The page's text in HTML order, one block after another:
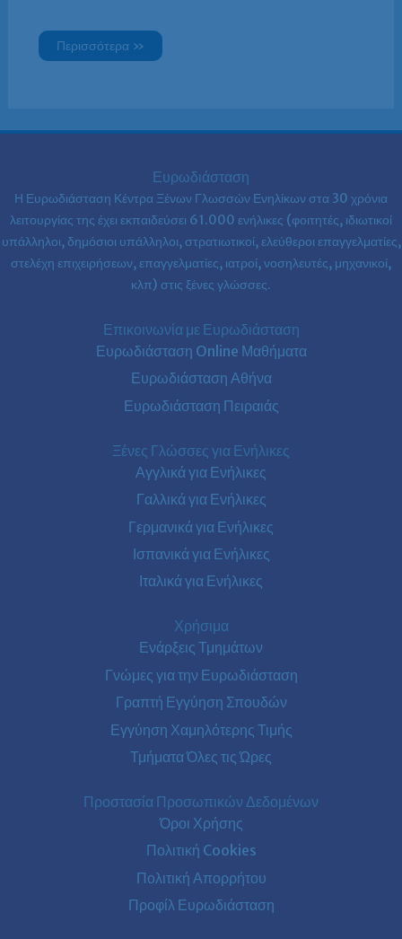
Περισσότερα »
Ευρωδιάσταση
Η Ευρωδιάσταση Κέντρα Ξένων Γλωσσών Ενηλίκων στα 30 χρόνια
λειτουργίας της έχει εκπαιδεύσει 61.000 ενήλικες (φοιτητές, ιδιωτικοί
υπάλληλοι, δημόσιοι υπάλληλοι, στρατιωτικοί, ελεύθεροι επαγγελματίες,
στελέχη επιχειρήσεων, επαγγελματίες, ιατροί, νοσηλευτές, μηχανικοί,
κλπ) στις ξένες γλώσσες.
Επικοινωνία με Ευρωδιάσταση
Ευρωδιάσταση Online Μαθήματα
Ευρωδιάσταση Αθήνα
Ευρωδιάσταση Πειραιάς
Ξένες Γλώσσες για Ενήλικες
Αγγλικά για Ενήλικες
Γαλλικά για Ενήλικες
Γερμανικά για Ενήλικες
Ισπανικά για Ενήλικες
Ιταλικά για Ενήλικες
Χρήσιμα
Ενάρξεις Τμημάτων
Γνώμες για την Ευρωδιάσταση
Γραπτή Εγγύηση Σπουδών
Εγγύηση Χαμηλότερης Τιμής
Τμήματα Όλες τις Ώρες
Προστασία Προσωπικών Δεδομένων
Όροι Χρήσης
Πολιτική Cookies
Πολιτική Απορρήτου
Προφίλ Ευρωδιάσταση